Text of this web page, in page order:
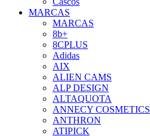
MARCAS
MARCAS
8b+
8CPLUS
Adidas
AIX
ALIEN CAMS
ALP DESIGN
ALTAQUOTA
ANNECY COSMETICS
ANTHRON
ATIPICK